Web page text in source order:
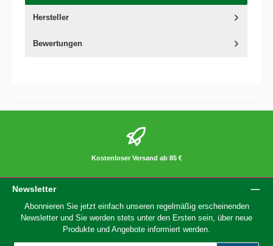
Hersteller
Bewertungen
Kostenloser Versand ab 85 €
Newsletter
Abonnieren Sie jetzt einfach unseren regelmäßig erscheinenden
Newsletter und Sie werden stets unter den Ersten sein, über neue
Produkte und Angebote informiert werden.